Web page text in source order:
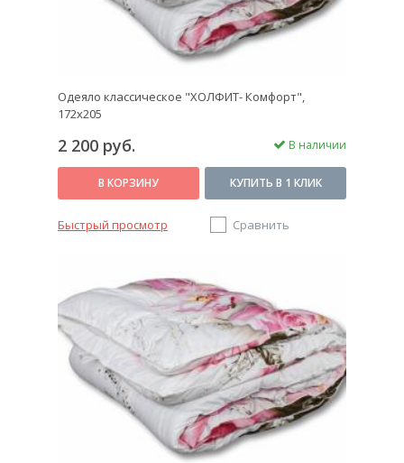
Одеяло классическое "ХОЛФИТ- Комфорт",
172х205
2 200 руб. В наличии
В КОРЗИНУ КУПИТЬ В 1 КЛИК
Быстрый просмотр Сравнить